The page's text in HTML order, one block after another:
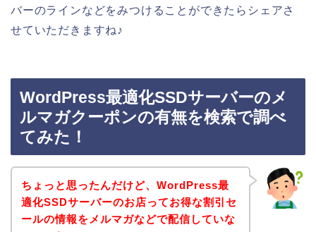
バーのラインなどをみつけることができたらシェアさ
せていただきますね♪
WordPress最適化SSDサーバーのメ
ルマガクーポンの有無を検索で調べ
てみた！
ちょっと思ったんだけど、WordPress最
適化SSDサーバーのお店ってお得な割引セ
ールの情報をメルマガなどで配信していな